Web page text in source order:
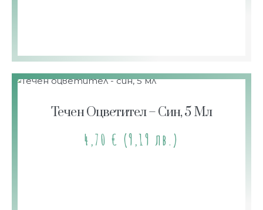
Течен Оцветител – Син, 5 Мл
4,70 € (9,19 лв.)